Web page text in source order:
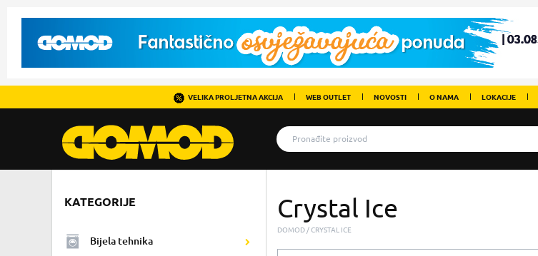
VELIKA PROLJETNA AKCIJA WEB OUTLET NOVOSTI O NAMA LOKACIJE
KATEGORIJE
Bijela tehnika
Crystal Ice
DOMOD CRYSTAL ICE